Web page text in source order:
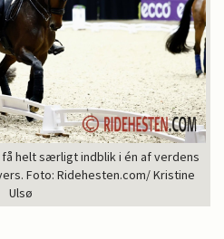
helt særligt indblik i én af verdens
Foto: Ridehesten.com/ Kristine
Ulsø